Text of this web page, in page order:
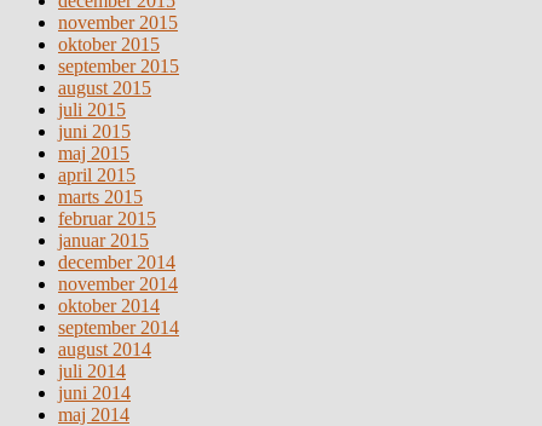
november 2015
oktober 2015
september 2015
august 2015
juli 2015
juni 2015
maj 2015
april 2015
marts 2015
februar 2015
januar 2015
december 2014
november 2014
oktober 2014
september 2014
august 2014
juli 2014
juni 2014
maj 2014